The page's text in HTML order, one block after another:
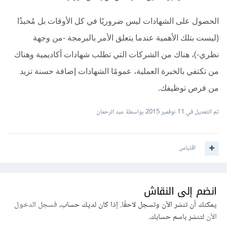
الحصول على الشهادات ليس ضروريًا في كل الأوقات بل مُحبذًا
(ليست بتلك الأهمية عندما يتعلق الأمر بالبرمجة -من وجهة
نظري-)، هناك من الشركات التي تطلب شهادات أكاديمية وهناك
من تكتفي بالخبرة العملية، عمومًا الشهادات إضافة حسنة تزيد
من فرص توظيفك.
تم التعديل في 11 نوفمبر 2015 بواسطة عبد الرحمان
اقتباس
انضم إلى النقاش
يمكنك أن تنشر الآن وتسجل لاحقًا. إذا كان لديك حساب،فسجل الدخول
الآنلتنشر باسم حسابك.